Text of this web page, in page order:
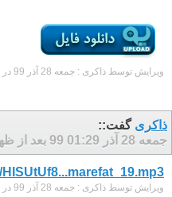
ویرایش توسط ذاکری : جمعه 28 آذر 99 در ساعت
ذاکری گفت::
جمعه 28 آذر 99
01:29 بعد از ظهر
ویرایش توسط ذاکری : جمعه 28 آذر 99 در ساعت